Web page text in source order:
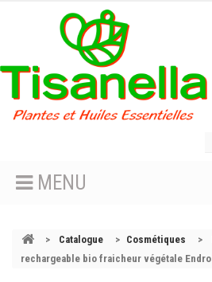
MENU
> Catalogue > Cosmétiques >
rechargeable bio fraicheur végétale Endro